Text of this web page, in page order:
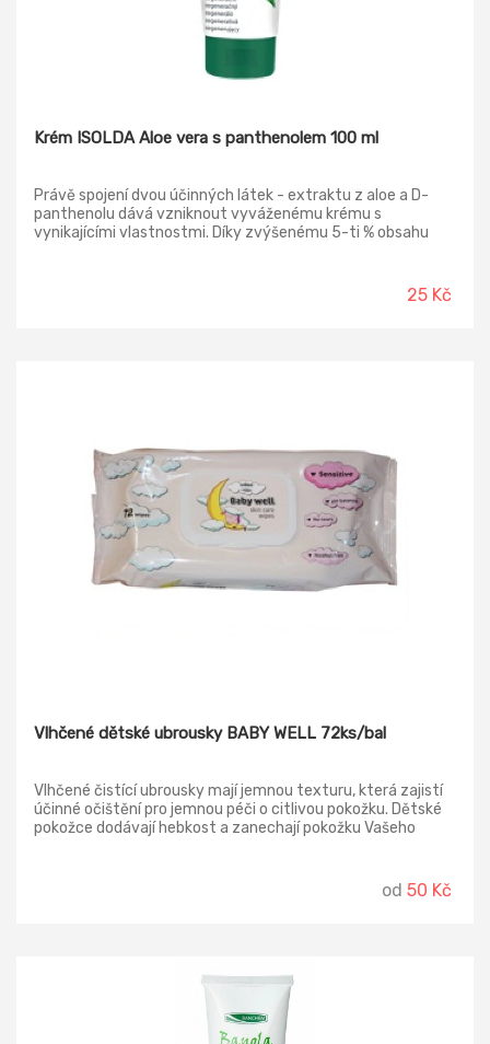
Krém ISOLDA Aloe vera s panthenolem 100 ml
Právě spojení dvou účinných látek - extraktu z aloe a D-
panthenolu dává vzniknout vyváženému krému s
vynikajícími vlastnostmi. Díky zvýšenému 5-ti % obsahu
má krém výborné regenerační a ochranné vlastnosti, dobře
se vstřebává a zanechává pokožku jemnou a vláčnou.
25 Kč
Vlhčené dětské ubrousky BABY WELL 72ks/bal
Vlhčené čistící ubrousky mají jemnou texturu, která zajistí
účinné očištění pro jemnou péči o citlivou pokožku. Dětské
pokožce dodávají hebkost a zanechají pokožku Vašeho
od 50 Kč